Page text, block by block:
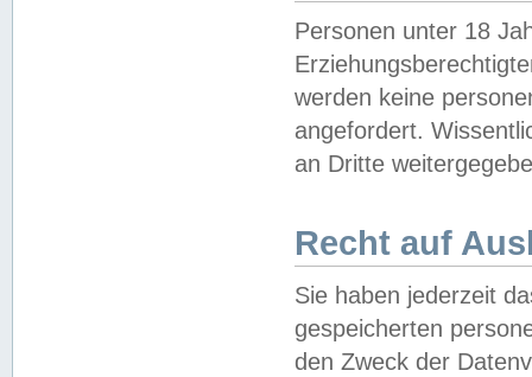
Personen unter 18
werden keine
angefordert.
an Dritte
Recht auf
Sie haben jederzeit
gespeicherten
den Zweck der